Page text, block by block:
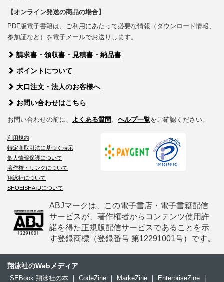
【オンライン発送の商品の場合】
PDF版電子書籍は、ご利用にあたって必要な情報（ダウンロード情報、
参加証など）を電子メールでお送りします。
請求書・領収書・見積書・納品書
ポイントについて
大口注文・法人のお客様へ
お問い合わせはこちら
お問い合わせの前に、 よくある質問、 ヘルプ一覧をご確認ください。
利用規約
特定商取引法に基づく表示
個人情報保護について
著作権・リンクについて
翔泳社について
SHOEISHA iDについて
ABJマークは、この電子書店・電子書籍配信
サービスが、著作権者からコンテンツ使用許
諾を得た正規版配信サービスであることを示
す登録商標（登録番号 第12291001号）です。
翔泳社のWebメディア
SEBook 翔泳社の本 CodeZine MarkeZine EnterpriseZine